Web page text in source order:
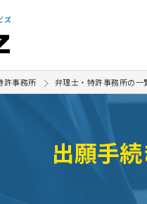
ズ
許事務所 弁理士・特許事務所の一
出願手